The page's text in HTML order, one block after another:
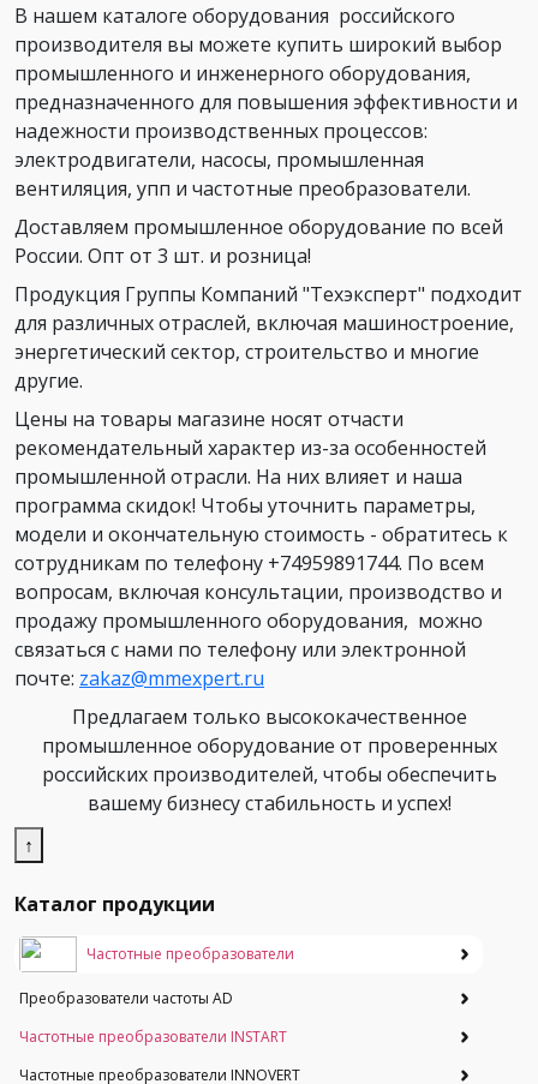
В нашем каталоге оборудования российского
производителя вы можете купить широкий выбор
промышленного и инженерного оборудования,
предназначенного для повышения эффективности и
надежности производственных процессов:
электродвигатели, насосы, промышленная
вентиляция, упп и частотные преобразователи.
Доставляем промышленное оборудование по всей
России. Опт от 3 шт. и розница!
Продукция Группы Компаний "Техэксперт" подходит
для различных отраслей, включая машиностроение,
энергетический сектор, строительство и многие
другие.
Цены на товары магазине носят отчасти
рекомендательный характер из-за особенностей
промышленной отрасли. На них влияет и наша
программа скидок! Чтобы уточнить параметры,
модели и окончательную стоимость - обратитесь к
сотрудникам по телефону +74959891744. По всем
вопросам, включая консультации, производство и
продажу промышленного оборудования, можно
связаться с нами по телефону или электронной
почте: zakaz@mmexpert.ru
Предлагаем только высококачественное
промышленное оборудование от проверенных
российских производителей, чтобы обеспечить
вашему бизнесу стабильность и успех!
↑
Каталог продукции
Частотные преобразователи
Преобразователи частоты AD
Частотные преобразователи INSTART
Частотные преобразователи INNOVERT